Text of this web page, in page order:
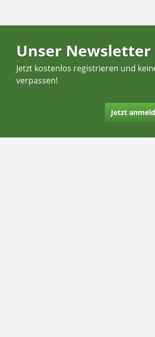
Unser Newsletter
Jetzt kostenlos registrieren und
verpassen!
Jetzt